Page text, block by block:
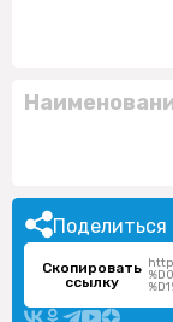
Поделиться
Скопировать
ссылку